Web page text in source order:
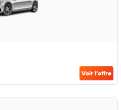
Voir l’offre